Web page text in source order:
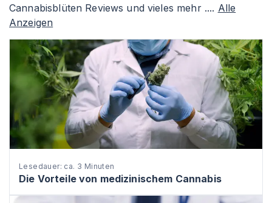
Cannabisblüten Reviews und vieles mehr .... Alle
Anzeigen
Lesedauer: ca. 3 Minuten
Die Vorteile von medizinischem Cannabis